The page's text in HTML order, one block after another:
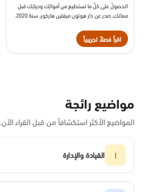
الحصولُ على كلِّ ما تستطيع من أموالِك وحياتِك قبل
مماتك. صدر عن دار هوتون ميفلين هاركور، سنة 2020.
اقرأ فصلاً تجريبياً
مواضيع رائجة
المواضيع الأكثر استكشافاً من قبل القراء الآن.
ا القيادة والإدارة